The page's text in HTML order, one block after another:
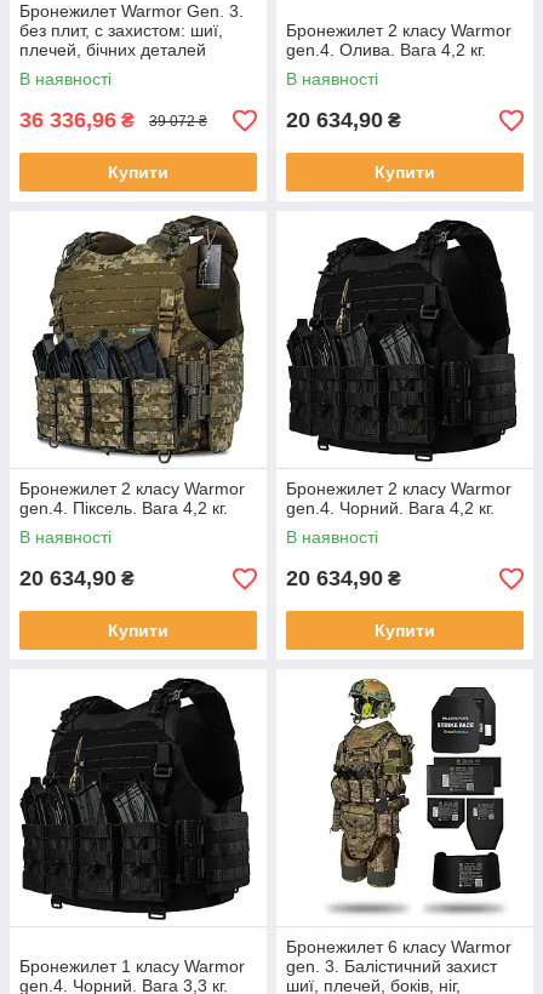
Бронежилет Warmor Gen. 3.
без плит, с захистом: шиї,
плечей, бічних деталей
(камербандів), наплічника,
фартуха, пояса РПС, стегон
В наявності
36 336,96 ₴ 39 072 ₴
Купити
Бронежилет 2 класу Warmor
gen.4. Олива. Вага 4,2 кг.
В наявності
20 634,90 ₴
Купити
Бронежилет 2 класу Warmor
gen.4. Піксель. Вага 4,2 кг.
В наявності
20 634,90 ₴
Купити
Бронежилет 2 класу Warmor
gen.4. Чорний. Вага 4,2 кг.
В наявності
20 634,90 ₴
Купити
Бронежилет 1 класу Warmor
gen.4. Чорний. Вага 3,3 кг.
Бронежилет 6 класу Warmor
gen. 3. Балістичний захист
шиї, плечей, боків, ніг,